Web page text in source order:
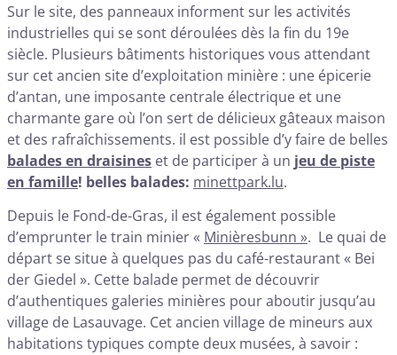
Sur le site, des panneaux informent sur les activités
industrielles qui se sont déroulées dès la fin du 19e
siècle. Plusieurs bâtiments historiques vous attendant
sur cet ancien site d’exploitation minière : une épicerie
d’antan, une imposante centrale électrique et une
charmante gare où l’on sert de délicieux gâteaux maison
et des rafraîchissements. il est possible d’y faire de belles
balades en draisines et de participer à un jeu de piste
en famille! belles balades: minettpark.lu.
Depuis le Fond-de-Gras, il est également possible
d’emprunter le train minier « Minièresbunn ». Le quai de
départ se situe à quelques pas du café-restaurant « Bei
der Giedel ». Cette balade permet de découvrir
d’authentiques galeries minières pour aboutir jusqu’au
village de Lasauvage. Cet ancien village de mineurs aux
habitations typiques compte deux musées, à savoir :